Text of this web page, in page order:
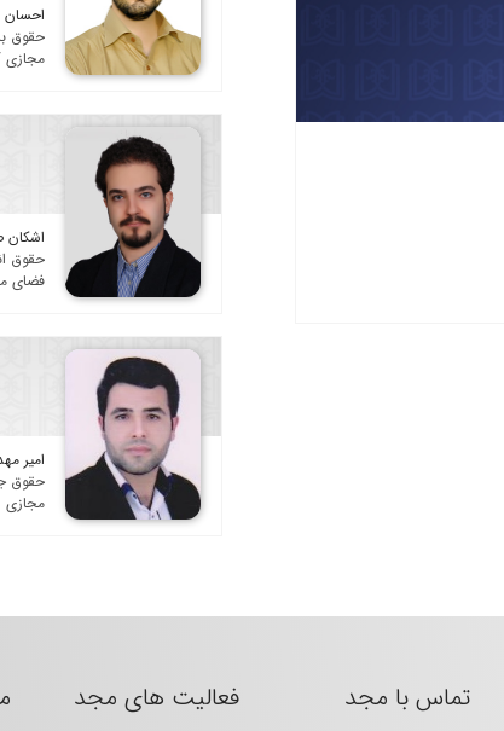
احسان
حقوق
مجازی
حقوق
فضای
امیر
حقوق
مجازی
تماس با مجد فعالیت های مجد